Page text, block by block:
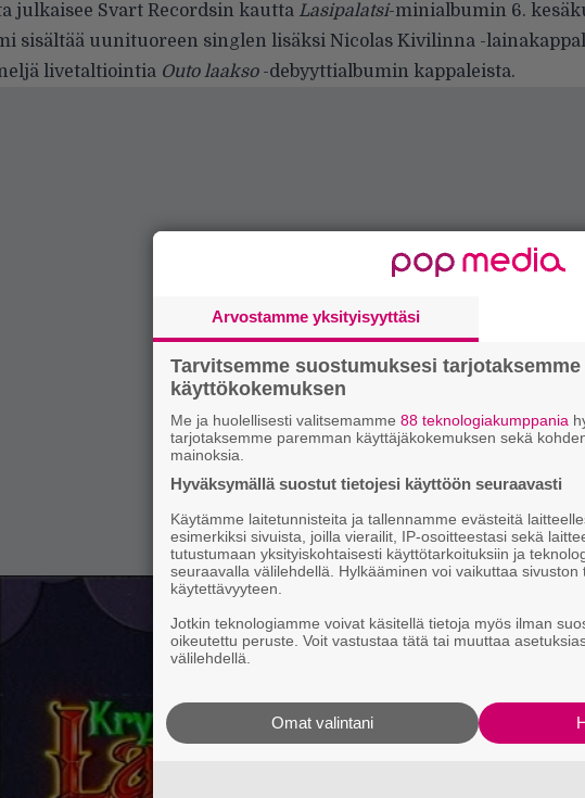
julkaisee Svart Recordsin kautta Lasipalatsi-minialbumin 6.
sisältää uunituoreen singlen lisäksi Nicolas Kivilinna -
livetaltiointia Outo laakso-debyyttialbumin kappaleista.
Arvostamme yksityisyyttäsi
Tarvitsemme suostumuksesi
käyttökokemuksen
Me ja huolellisesti valitsemamme 88 teknologiakumppania
tarjotaksemme paremman käyttäjäkokemuksen sekä
mainoksia.
Hyväksymällä suostut tietojesi käyttöön seuraavasti
Käytämme laitetunnisteita ja tallennamme evästeitä
esimerkiksi sivuista, joilla vierailit, IP-osoitteestasi sekä
tutustumaan yksityiskohtaisesti käyttötarkoituksiin ja
seuraavalla välilehdellä. Hylkääminen voi vaikuttaa sivuston
käytettävyyteen.
Jotkin teknologiamme voivat käsitellä tietoja myös ilman
oikeutettu peruste. Voit vastustaa tätä tai muuttaa
välilehdellä.
Omat valintani